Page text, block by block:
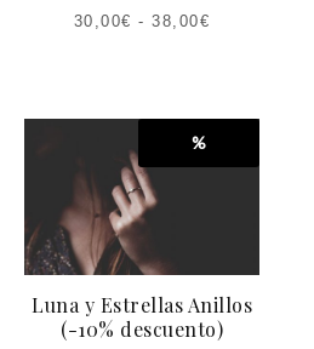
30,00€ -38,00€
%
Luna y Estrellas Anillos
(-10% descuento)